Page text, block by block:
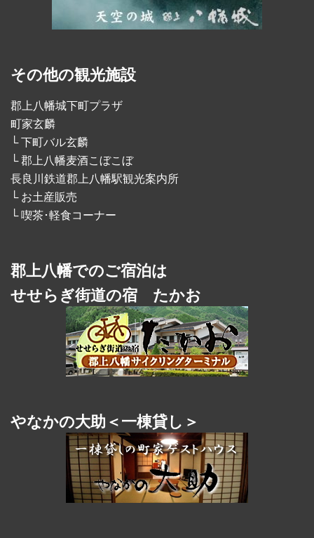
その他の観光施設
郡上八幡城下町プラザ
町家玄麟
└ 下町バル玄麟
└ 郡上八幡麦酒こぼこぼ
長良川鉄道郡上八幡駅観光案内所
└ お土産販売
└ 喫茶･軽食コーナー
郡上八幡でのご宿泊は
せせらぎ街道の宿 たかお
やなかの大助＜一棟貸し＞